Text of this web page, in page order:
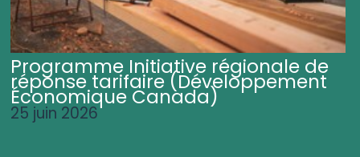
Programme Initiative régionale de
réponse tarifaire (Développement
Économique Canada)
25 juin 2026